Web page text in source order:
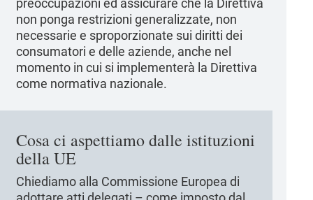
preoccupazioni ed assicurare che la Direttiva
non ponga restrizioni generalizzate, non
necessarie e sproporzionate sui diritti dei
consumatori e delle aziende, anche nel
momento in cui si implementerà la Direttiva
come normativa nazionale.
Cosa ci aspettiamo dalle istituzioni
della UE
Chiediamo alla Commissione Europea di